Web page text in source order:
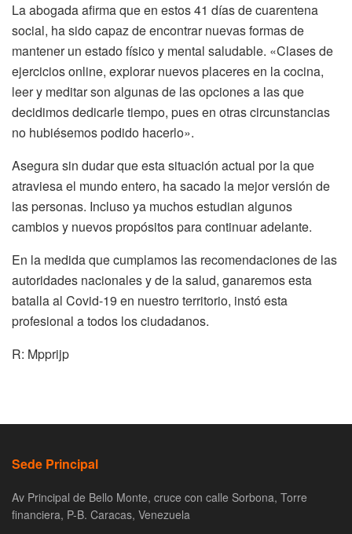
La abogada afirma que en estos 41 días de cuarentena
social, ha sido capaz de encontrar nuevas formas de
mantener un estado físico y mental saludable. «Clases de
ejercicios online, explorar nuevos placeres en la cocina,
leer y meditar son algunas de las opciones a las que
decidimos dedicarle tiempo, pues en otras circunstancias
no hubiésemos podido hacerlo».
Asegura sin dudar que esta situación actual por la que
atraviesa el mundo entero, ha sacado la mejor versión de
las personas. Incluso ya muchos estudian algunos
cambios y nuevos propósitos para continuar adelante.
En la medida que cumplamos las recomendaciones de las
autoridades nacionales y de la salud, ganaremos esta
batalla al Covid-19 en nuestro territorio, instó esta
profesional a todos los ciudadanos.
R: Mpprijp
Sede Principal
Av Principal de Bello Monte, cruce con calle Sorbona, Torre
financiera, P-B. Caracas, Venezuela